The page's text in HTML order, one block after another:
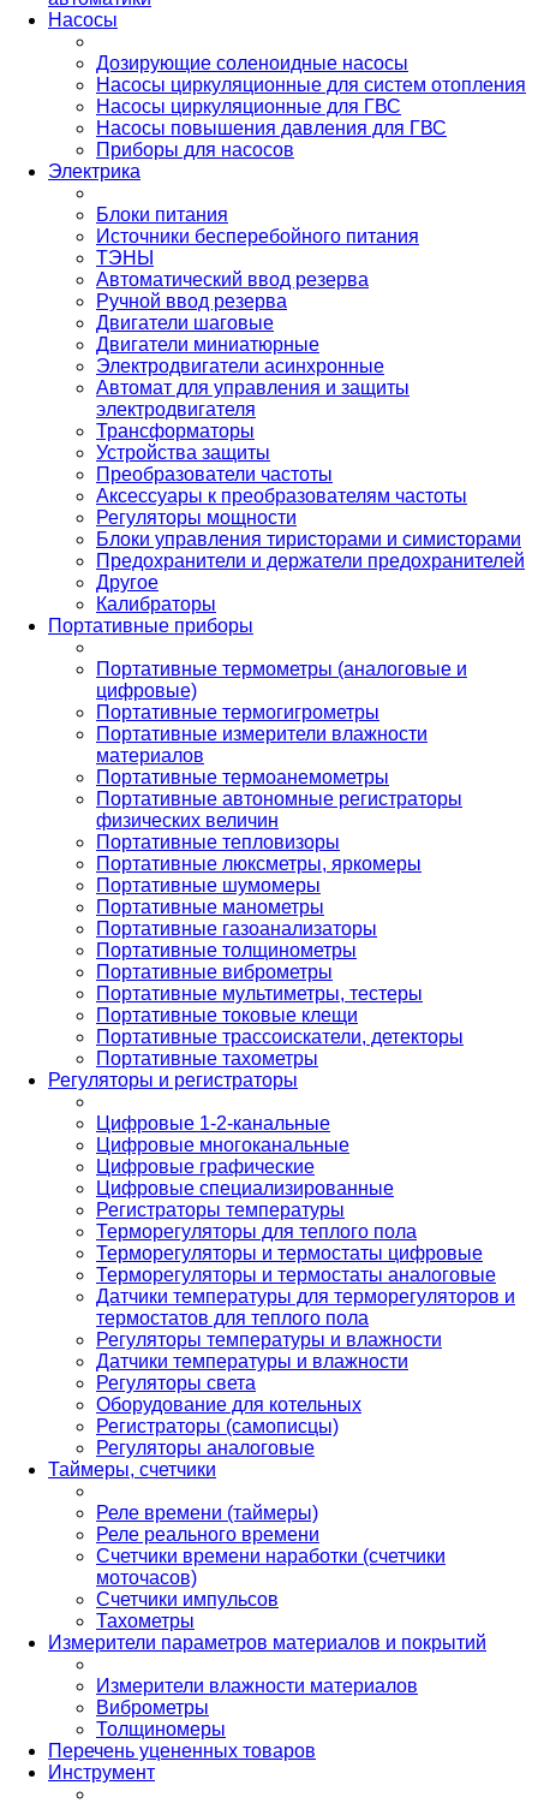
Насосы
Дозирующие соленоидные насосы
Насосы циркуляционные для систем отопления
Насосы циркуляционные для ГВС
Насосы повышения давления для ГВС
Приборы для насосов
Электрика
Блоки питания
Источники бесперебойного питания
ТЭНЫ
Автоматический ввод резерва
Ручной ввод резерва
Двигатели шаговые
Двигатели миниатюрные
Электродвигатели асинхронные
Автомат для управления и защиты
электродвигателя
Трансформаторы
Устройства защиты
Преобразователи частоты
Аксессуары к преобразователям частоты
Регуляторы мощности
Блоки управления тиристорами и симисторами
Предохранители и держатели предохранителей
Другое
Калибраторы
Портативные приборы
Портативные термометры (аналоговые и
цифровые)
Портативные термогигрометры
Портативные измерители влажности
материалов
Портативные термоанемометры
Портативные автономные регистраторы
физических величин
Портативные тепловизоры
Портативные люксметры, яркомеры
Портативные шумомеры
Портативные манометры
Портативные газоанализаторы
Портативные толщинометры
Портативные виброметры
Портативные мультиметры, тестеры
Портативные токовые клещи
Портативные трассоискатели, детекторы
Портативные тахометры
Регуляторы и регистраторы
Цифровые 1-2-канальные
Цифровые многоканальные
Цифровые графические
Цифровые специализированные
Регистраторы температуры
Терморегуляторы для теплого пола
Терморегуляторы и термостаты цифровые
Терморегуляторы и термостаты аналоговые
Датчики температуры для терморегуляторов и
термостатов для теплого пола
Регуляторы температуры и влажности
Датчики температуры и влажности
Регуляторы света
Оборудование для котельных
Регистраторы (самописцы)
Регуляторы аналоговые
Таймеры, счетчики
Реле времени (таймеры)
Реле реального времени
Счетчики времени наработки (счетчики
моточасов)
Счетчики импульсов
Тахометры
Измерители параметров материалов и покрытий
Измерители влажности материалов
Виброметры
Толщиномеры
Перечень уцененных товаров
Инструмент